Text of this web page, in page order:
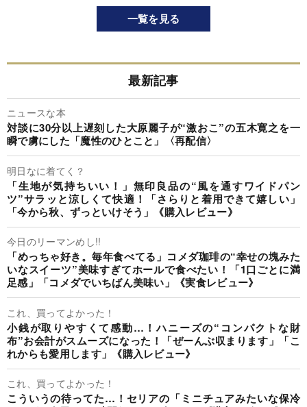
一覧を見る
最新記事
ニュースな本
対談に30分以上遅刻した大原麗子が“激おこ”の五木寛之を一
瞬で虜にした「魔性のひとこと」〈再配信〉
明日なに着てく？
「生地が気持ちいい！」無印良品の“風を通すワイドパン
ツ”サラッと涼しくて快適！「さらりと着用できて嬉しい」
「今から秋、ずっといけそう」《購入レビュー》
今日のリーマンめし!!
「めっちゃ好き。毎年食べてる」コメダ珈琲の“幸せの塊みた
いなスイーツ”美味すぎてホールで食べたい！「1口ごとに満
足感」「コメダでいちばん美味い」《実食レビュー》
これ、買ってよかった！
小銭が取りやすくて感動…！ハニーズの“コンパクトな財
布”お会計がスムーズになった！「ぜーんぶ収まります」「こ
れからも愛用します」《購入レビュー》
これ、買ってよかった！
こういうの待ってた…！セリアの「ミニチュアみたいな保冷